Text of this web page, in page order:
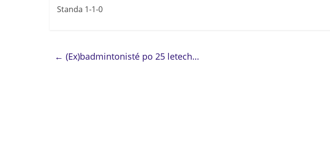
Standa 1-1-0
← (Ex)badmintonisté po 25 letech…